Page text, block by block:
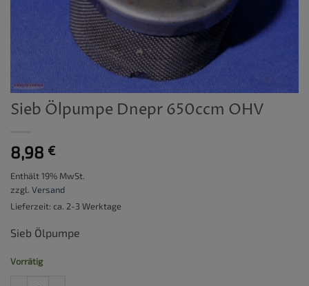
Sieb Ölpumpe Dnepr 650ccm OHV
8,98 €
Enthält 19% MwSt.
zzgl. Versand
Lieferzeit: ca. 2-3 Werktage
Sieb Ölpumpe
Vorrätig